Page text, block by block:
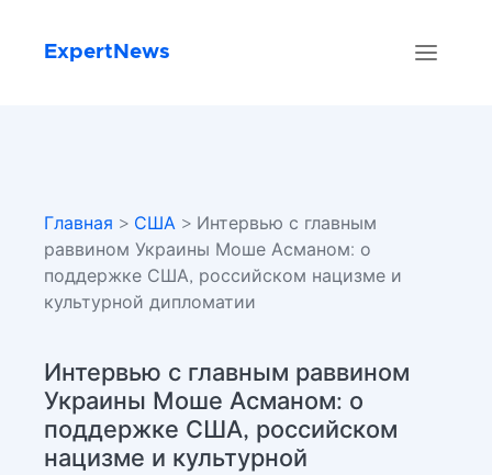
ExpertNews
Главная > США > Интервью с главным
раввином Украины Моше Асманом: о
поддержке США, российском нацизме и
культурной дипломатии
Интервью с главным раввином
Украины Моше Асманом: о
поддержке США, российском
нацизме и культурной